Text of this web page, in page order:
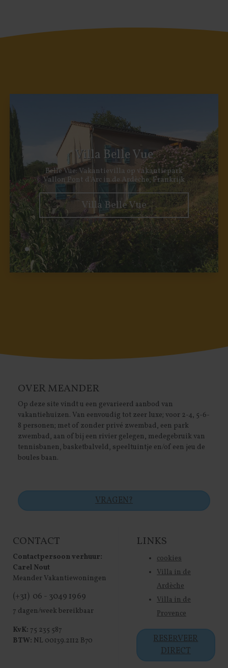
Villa Belle Vue
Belle Vue: Vakantievilla op vakantiepark
Vallon Pont d'Arc in de Ardèche, Frankrijk
Villa Belle Vue
CONTACT
Contactpersoon verhuur:
Carel Nout
Meander Vakantiewoningen
(+31) 06 - 3049 1969
7 dagen/week bereikbaar
KvK: 75 235 587
BTW: NL 00139.2112 B70
OVER MEANDER
Op deze site vindt u een gevarieerd aanbod van
vakantiehuizen. Van eenvoudig tot zeer luxe; voor 2-4, 5-6-
8 personen; met of zonder privé zwembad, een park
zwembad, aan of bij een rivier gelegen, medegebruik van
tennisbanen, basketbalveld, speeltuintje en/of een jeu de
boules baan.
VRAGEN?
LINKS
cookies
Villa in de
Ardèche
Villa in de
Provence
RESERVEER
DIRECT